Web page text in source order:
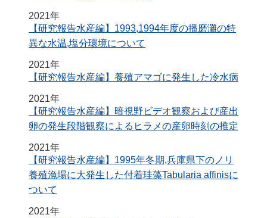
2021年
【研究報告水産編】1993,1994年度の播磨灘の特
異な水温,塩分環境について
2021年
【研究報告水産編】養殖アマゴに発生した冷水病
2021年
【研究報告水産編】暗視野ビデオ観察および産出
卵の発生段階観察によるヒラメの産卵時刻の推定
2021年
【研究報告水産編】1995年冬期,兵庫県下のノリ
養殖漁場に大発生した付着珪藻Tabularia affinisに
ついて
2021年